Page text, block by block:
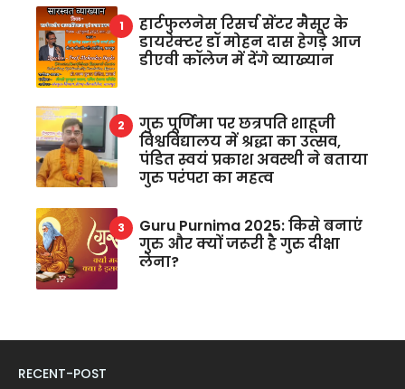
हार्टफुलनेस रिसर्च सेंटर मैसूर के
डायरेक्टर डॉ मोहन दास हेगड़े आज
डीएवी कॉलेज में देंगे व्याख्यान
गुरु पूर्णिमा पर छत्रपति शाहूजी
विश्वविद्यालय में श्रद्धा का उत्सव,
पंडित स्वयं प्रकाश अवस्थी ने बताया
गुरु परंपरा का महत्व
Guru Purnima 2025: किसे बनाएं
गुरु और क्यों जरूरी है गुरु दीक्षा
लेना?
RECENT-POST